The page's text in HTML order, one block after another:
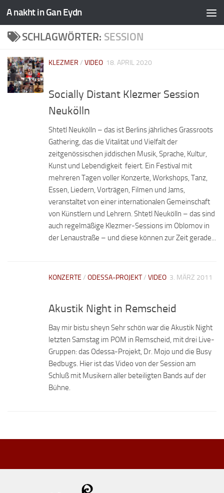
A nakht in Gan Eydn
SCHLAGWÖRTER: SESSION
KLEZMER / VIDEO 18. APRIL 2020
Socially Distant Klezmer Session
Neukölln
Shtetl Neukölln – das ist Berlins jährliches Grassroots
Gathering, das die Vitalität und Vielfalt der
zeitgenössischen jiddischen Musik, Sprache, Kultur,
Kunst und Lebendigkeit feiert. Ein Festival mit
mehreren Tagen voller Konzerte, Workshops, Tanz,
Essen, Liedern, Vorträgen, Filmen und Jams,
veranstaltet von einer internationalen Gemeinschaft
von Künstlern und Lehrern.​ Shtetl Neukölln – das sind
auch regelmäßige Klezmer-Sessions im Oblomov in
der Lenaustraße – und diese können zur Zeit gerade...
KONZERTE / ODESSA-PROJEKT/ VIDEO 3. MÄRZ 2011
Akustik Night in Remscheid
Bay mir bistu sheyn Sehr schön war die Akustik Night
letzten Samstag im POM in Remscheid, mit drei Live-
Gruppen: das Odessa-Projekt, Dr. Mojo und die Busy
Bedbugs. Hier ist das Video von der Session am
Schluß mit Musikern aller beteiligten Bands auf der
Bühne.